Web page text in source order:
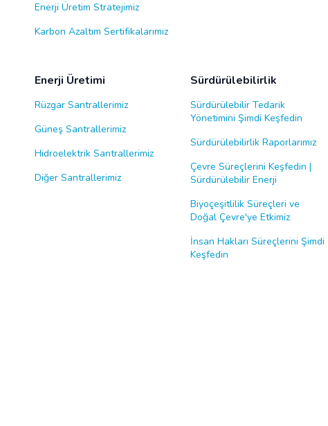
Enerji Üretim Stratejimiz
Karbon Azaltım Sertifikalarımız
Enerji Üretimi
Rüzgar Santrallerimiz
Güneş Santrallerimiz
Hidroelektrik Santrallerimiz
Diğer Santrallerimiz
Sürdürülebilirlik
Sürdürülebilir Tedarik
Yönetimini Şimdi Keşfedin
Sürdürülebilirlik Raporlarımız
Çevre Süreçlerini Keşfedin |
Sürdürülebilir Enerji
Biyoçeşitlilik Süreçleri ve
Doğal Çevre'ye Etkimiz
İnsan Hakları Süreçlerini Şimdi
Keşfedin